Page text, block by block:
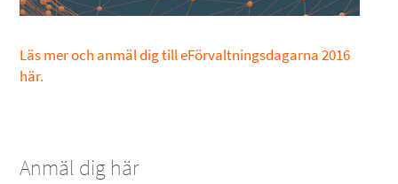
Läs mer och anmäl dig till eFörvaltningsdagarna 2016
här.
Anmäl dig här